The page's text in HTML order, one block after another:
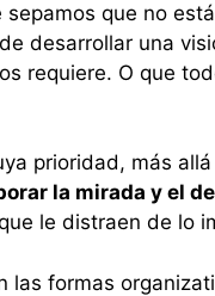
que no
desarrollar una
requiere. O que
prioridad, más
la mirada y el
le distraen de lo
formas